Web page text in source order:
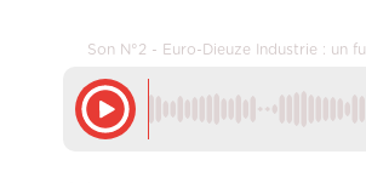
Son N°2 - Euro-Dieuze Industrie : un